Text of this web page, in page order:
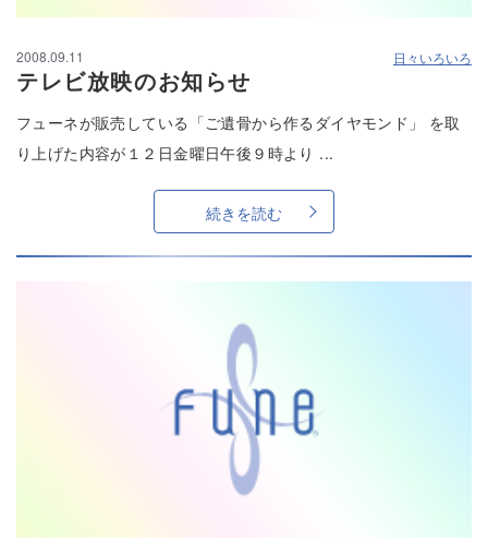
2008.09.11 日々いろいろ
テレビ放映のお知らせ
フューネが販売している「ご遺骨から作るダイヤモンド」 を取
り上げた内容が１２日金曜日午後９時より ...
続きを読む